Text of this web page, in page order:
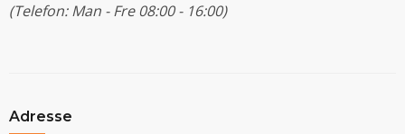
(Telefon: Man - Fre 08:00 - 16:00)
Adresse